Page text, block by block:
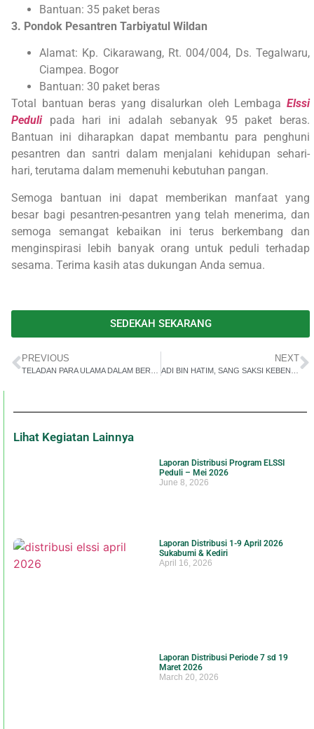
Bantuan: 35 paket beras
3. Pondok Pesantren Tarbiyatul Wildan
Alamat: Kp. Cikarawang, Rt. 004/004, Ds. Tegalwaru,
Ciampea. Bogor
Bantuan: 30 paket beras
Total bantuan beras yang disalurkan oleh Lembaga Elssi
Pedulipada hari ini adalah sebanyak 95 paket beras.
Bantuan ini diharapkan dapat membantu para penghuni
pesantren dan santri dalam menjalani kehidupan sehari-
hari, terutama dalam memenuhi kebutuhan pangan.
Semoga bantuan ini dapat memberikan manfaat yang
besar bagi pesantren-pesantren yang telah menerima, dan
semoga semangat kebaikan ini terus berkembang dan
menginspirasi lebih banyak orang untuk peduli terhadap
sesama. Terima kasih atas dukungan Anda semua.
SEDEKAH SEKARANG
PREVIOUS NEXT
Lihat Kegiatan Lainnya
Laporan Distribusi Program ELSSI
Peduli – Mei 2026
June 8, 2026
Laporan Distribusi 1-9 April 2026
Sukabumi & Kediri
April 16, 2026
Laporan Distribusi Periode 7 sd 19
Maret 2026
March 20, 2026